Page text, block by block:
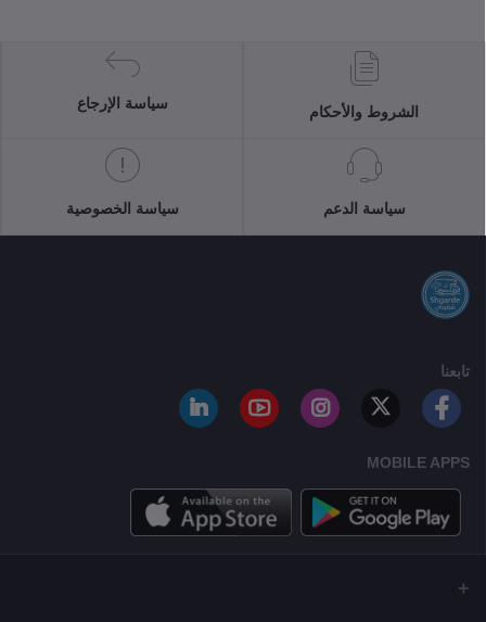
الشروط والأحكام
سياسة الإرجاع
سياسة الدعم سياسة الخصوصية
تابعنا
MOBILE APPS